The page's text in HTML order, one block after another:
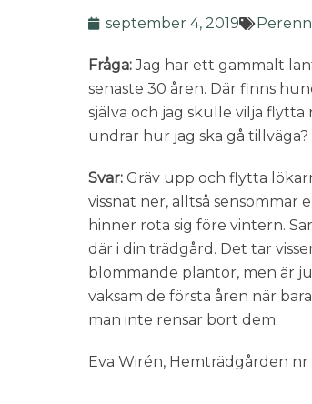
september 4, 2019
Fråga:Jag har ett gammalt
senaste 30 åren. Där finns
själva och jag skulle vilja
undrar hur jag ska gå tillväga?
Svar: Gräv upp och flytta
vissnat ner, alltså sensommar
hinner rota sig före vintern.
där i din trädgård. Det tar
blommande plantor, men är
vaksam de första åren när
man inte rensar bort dem.
Eva Wirén, Hemträdgården nr